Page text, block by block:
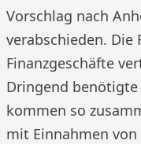
Vorschlag nach
verabschieden. Die
Finanzgeschäfte
Dringend
kommen so
mit Einnahmen